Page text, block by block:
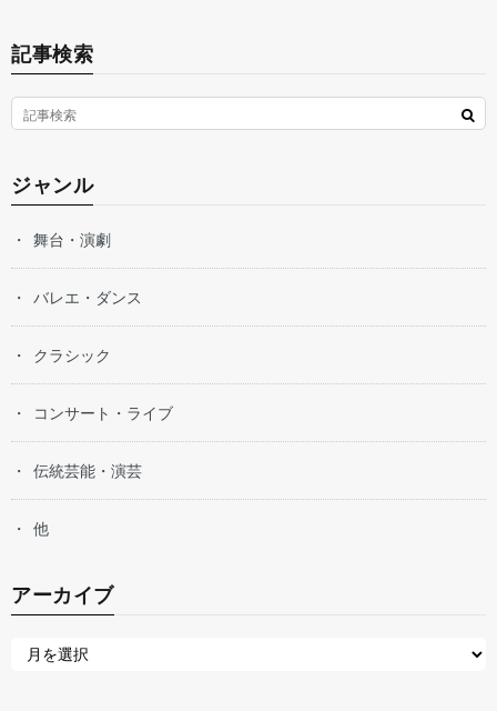
記事検索
ジャンル
舞台・演劇
バレエ・ダンス
クラシック
コンサート・ライブ
伝統芸能・演芸
他
アーカイブ